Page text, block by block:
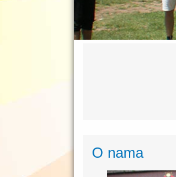
O nama